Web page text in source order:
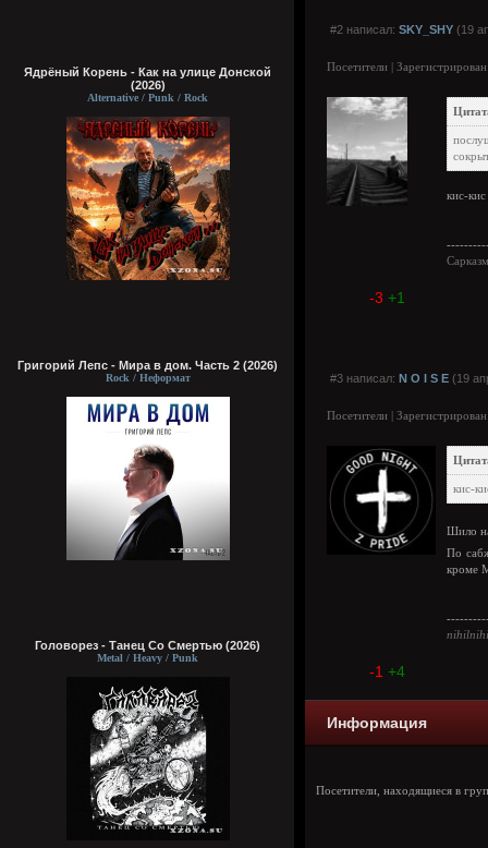
Ядрёный Корень - Как на улице Донской
(2026)
Alternative / Punk / Rock
Григорий Лепс - Мира в дом. Часть 2 (2026)
Rock / Неформат
Головорез - Tанец Со Смертью (2026)
Metal / Heavy / Punk
#2 написал: SKY_SHY (19
Посетители |
кис-
-3 +1
#3 написал: N O I S E (19
Посетители |
кис-
Шило
По
кроме
-1 +4
Информация
Посетители, находящиеся в